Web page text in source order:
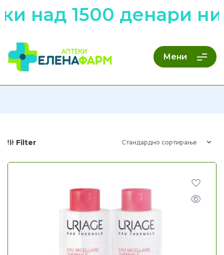
1500 денари низ
Мени
Filter